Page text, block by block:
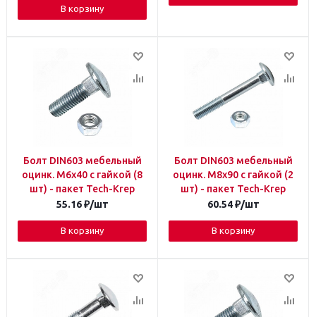
В корзину
Болт DIN603 мебельный
оцинк. М6х40 с гайкой (8
шт) - пакет Tech-Krep
55.16₽/шт
В корзину
Болт DIN603 мебельный
оцинк. М8х90 с гайкой (2
шт) - пакет Tech-Krep
60.54₽/шт
В корзину